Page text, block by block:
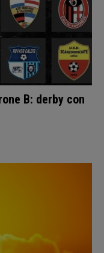
B: derby con